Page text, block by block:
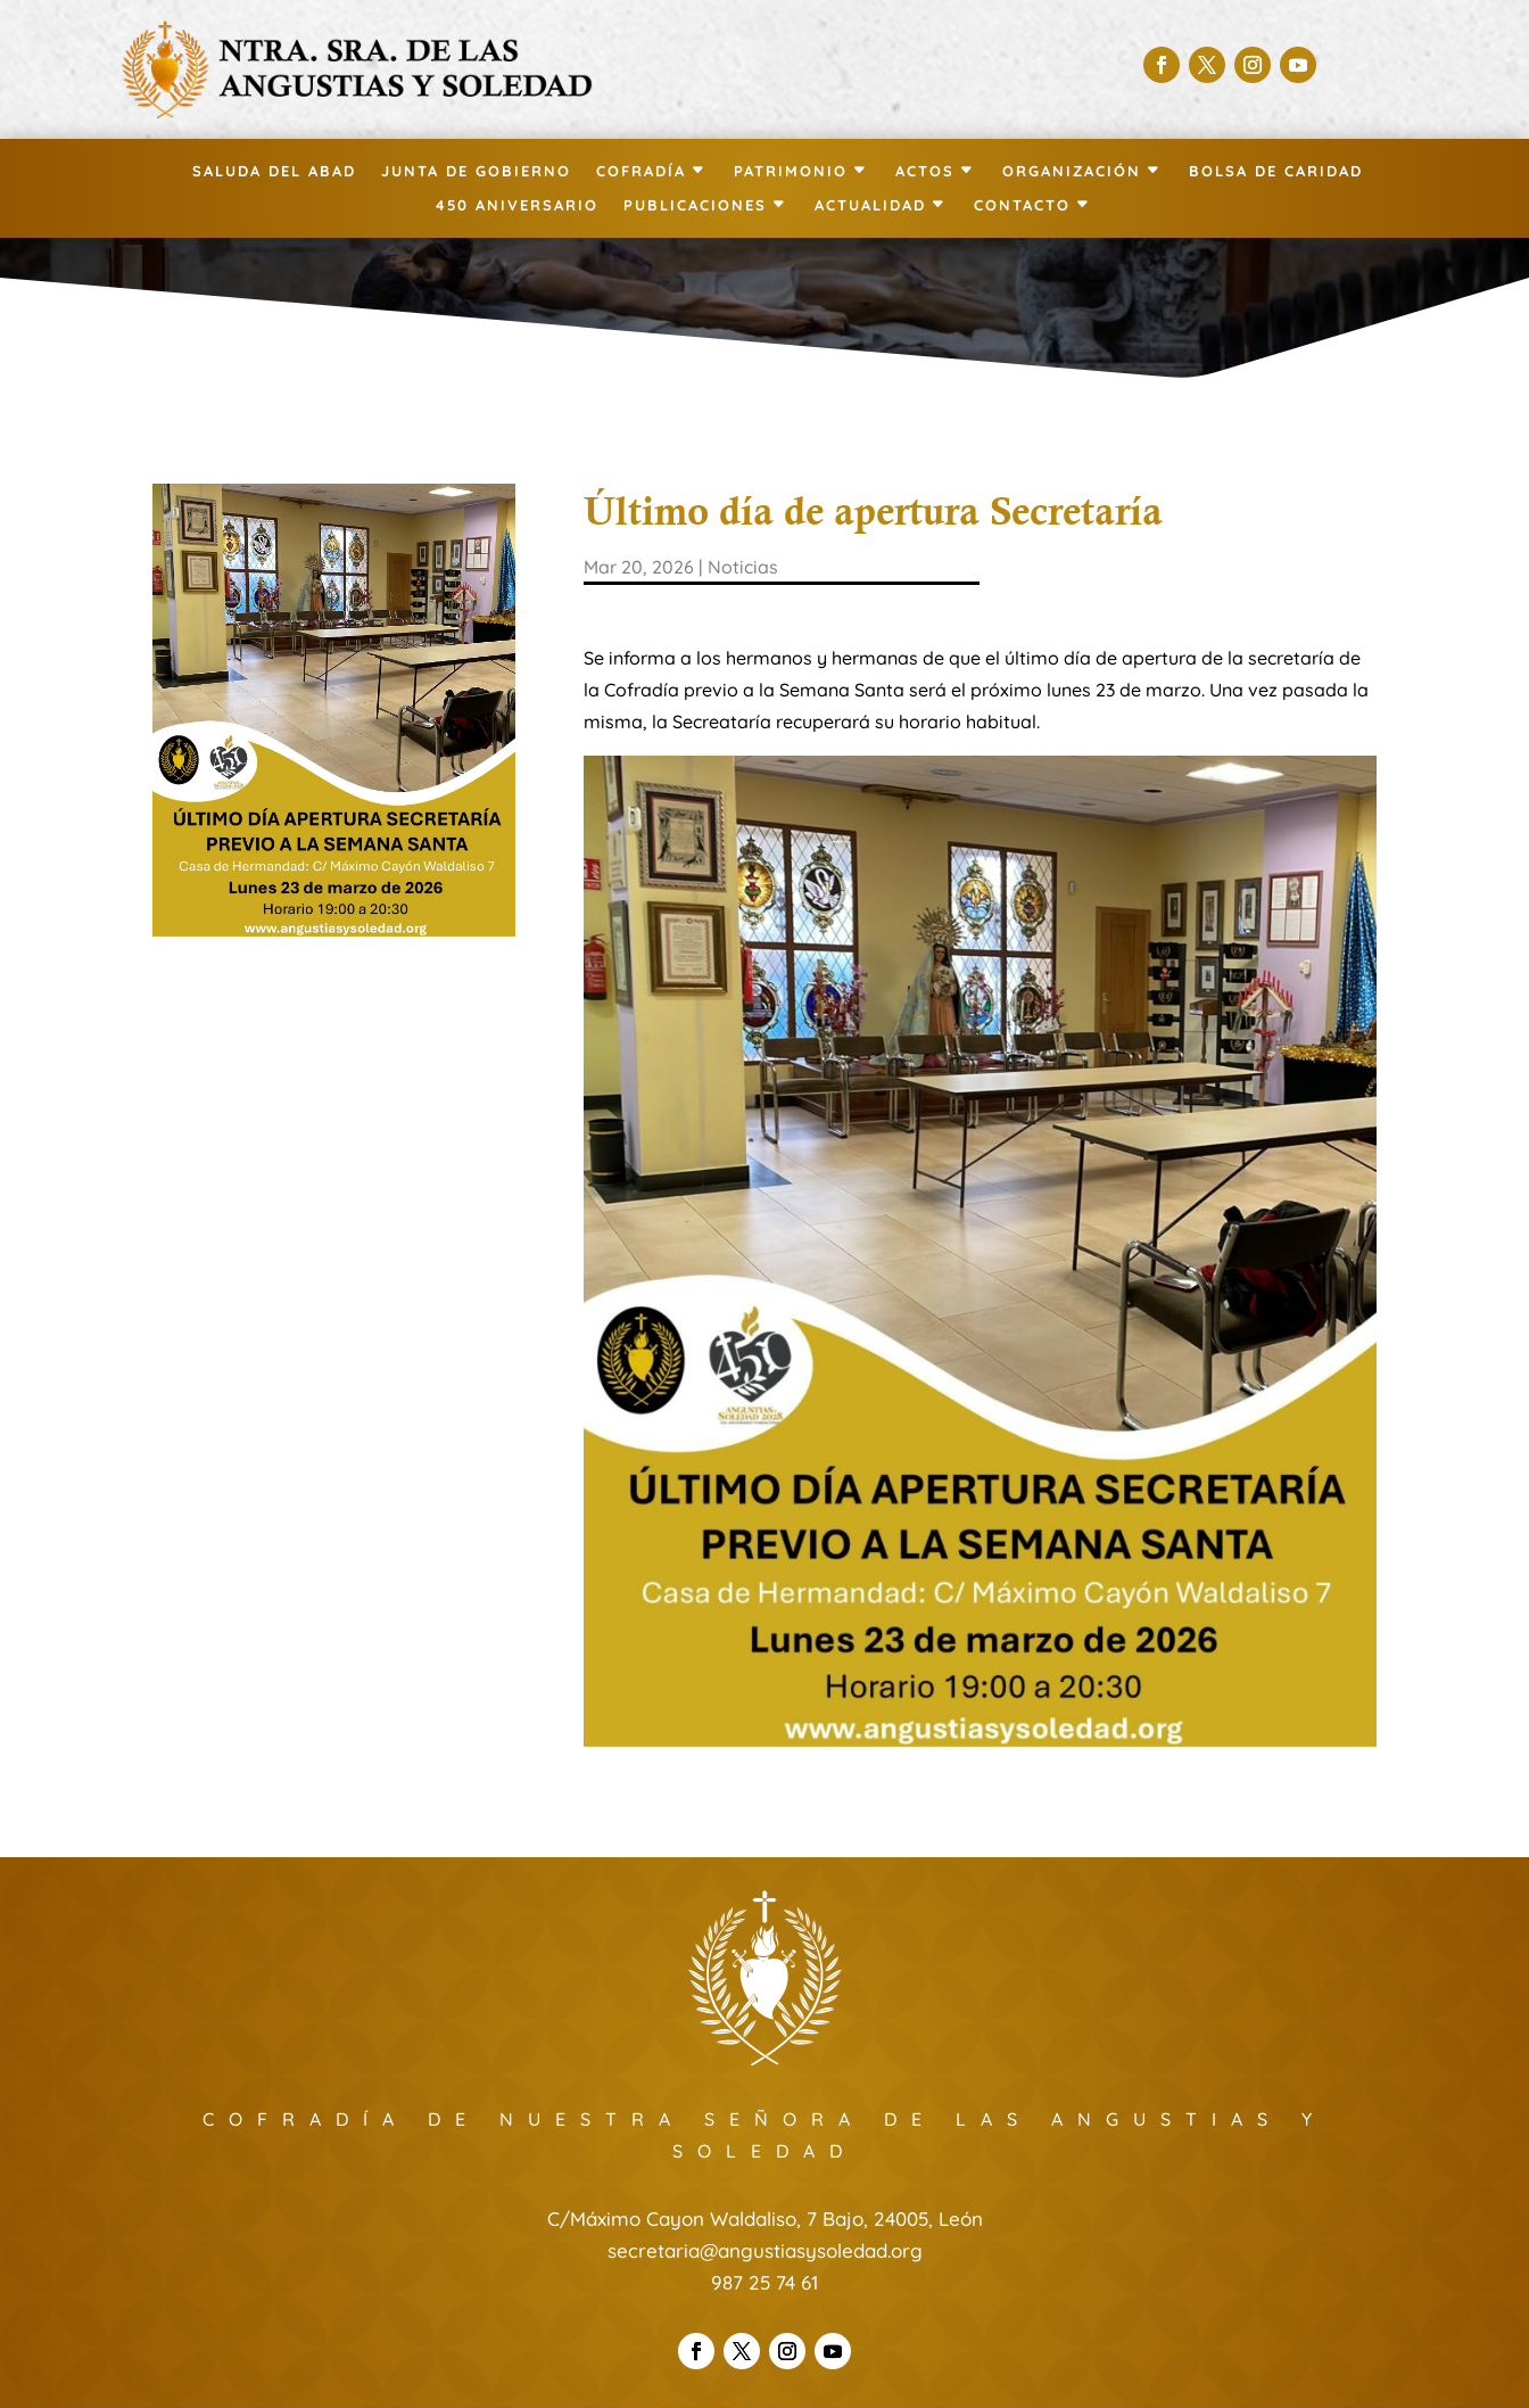
SALUDA DEL ABAD JUNTA DE GOBIERNO COFRADÍA PATRIMONIO ACTOS ORGANIZACIÓN
BOLSA DE CARIDAD
450 ANIVERSARIO
PUBLICACIONES ACTUALIDAD CONTACTO
Último día de apertura Secretaría
Mar 20, 2026 | Noticias
Se informa a los hermanos y hermanas de que el último día de apertura de la secretaría de
la Cofradía previo a la Semana Santa será el próximo lunes 23 de marzo. Una vez pasada la
misma, la Secreataría recuperará su horario habitual.
COFRADÍA DE NUESTRA SEÑORA DE LAS ANGUSTIAS Y
SOLEDAD
C/Máximo Cayon Waldaliso, 7 Bajo, 24005, León
secretaria@angustiasysoledad.org
987 25 74 61